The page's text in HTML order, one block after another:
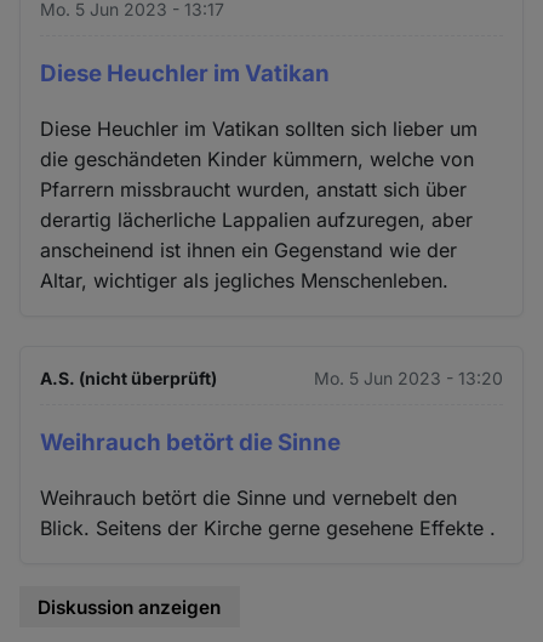
Mo. 5 Jun 2023 - 13:17
Diese Heuchler im Vatikan
Diese Heuchler im Vatikan sollten sich lieber um
die geschändeten Kinder kümmern, welche von
Pfarrern missbraucht wurden, anstatt sich über
derartig lächerliche Lappalien aufzuregen, aber
anscheinend ist ihnen ein Gegenstand wie der
Altar, wichtiger als jegliches Menschenleben.
A.S. (nicht überprüft) Mo. 5 Jun 2023 - 13:20
Weihrauch betört die Sinne
Weihrauch betört die Sinne und vernebelt den
Blick. Seitens der Kirche gerne gesehene Effekte .
Diskussion anzeigen